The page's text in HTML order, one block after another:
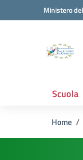
Vai ai contenuti
Vai al menu diMinistero
Scuola
Home